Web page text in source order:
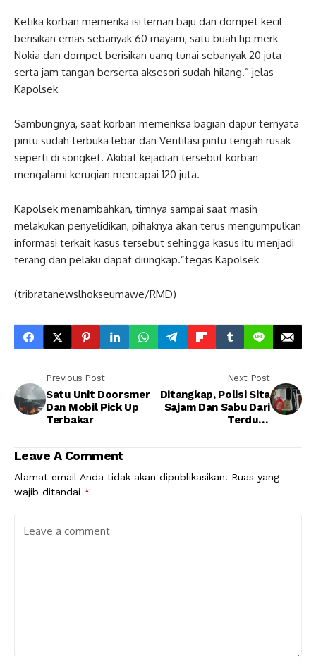
Ketika korban memerika isi lemari baju dan dompet kecil
berisikan emas sebanyak 60 mayam, satu buah hp merk
Nokia dan dompet berisikan uang tunai sebanyak 20 juta
serta jam tangan berserta aksesori sudah hilang.” jelas
Kapolsek
Sambungnya, saat korban memeriksa bagian dapur ternyata
pintu sudah terbuka lebar dan Ventilasi pintu tengah rusak
seperti di songket. Akibat kejadian tersebut korban
mengalami kerugian mencapai 120 juta.
Kapolsek menambahkan, timnya sampai saat masih
melakukan penyelidikan, pihaknya akan terus mengumpulkan
informasi terkait kasus tersebut sehingga kasus itu menjadi
terang dan pelaku dapat diungkap.”tegas Kapolsek
(tribratanewslhokseumawe/RMD)
Previous Post
Satu Unit Doorsmer
Dan Mobil Pick Up
Terbakar
Next Post
Ditangkap, Polisi Sita
Sajam Dan Sabu Dari
Terduga
Leave A Comment
Alamat email Anda tidak akan dipublikasikan. Ruas yang
wajib ditandai *